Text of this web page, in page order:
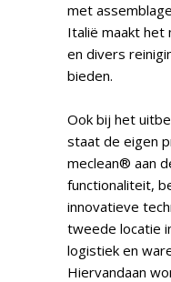
met
Italië maakt het
en divers
bieden.
Ook bij het
staat de eigen
meclean® aan
functionaliteit,
innovatieve
tweede locatie
logistiek en
Hiervandaan